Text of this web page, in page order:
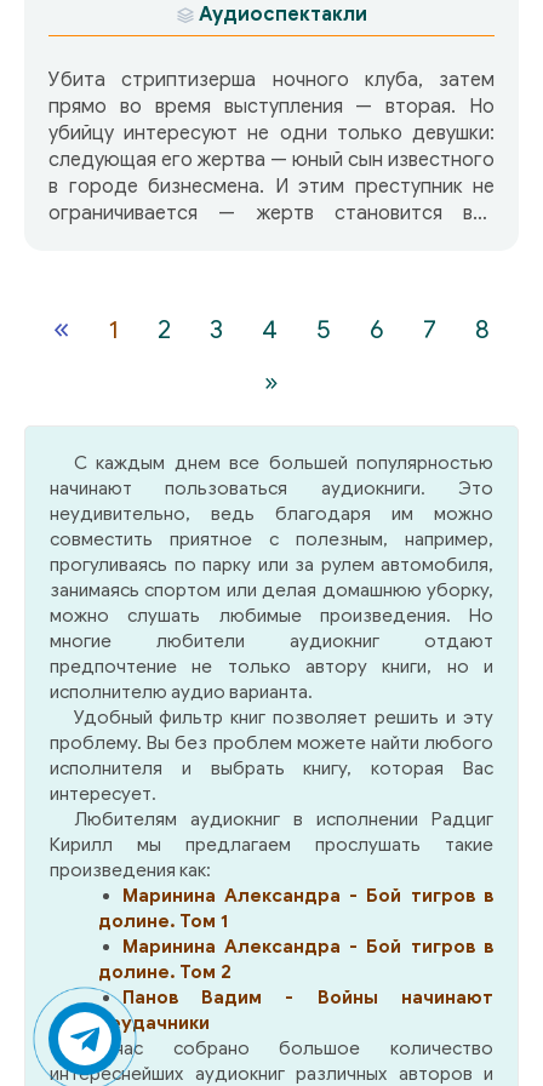
Аудиоспектакли
Убита стриптизерша ночного клуба, затем
прямо во время выступления — вторая. Но
убийцу интересуют не одни только девушки:
следующая его жертва — юный сын известного
в городе бизнесмена. И этим преступник не
ограничивается — жертв становится все
напрямую касается ее босса и покровителя.
Копаться в чужом белье не только неприятно,
но и опасно. Особенно становится жарко,
Кто он — друг или враг? В конце концов Ольга
оказывается перед выбором: погибнуть или
примкнуть к стае хищников. Она делает выбор.
И тогда все встает на свои места.
« 1 2 3 4 5 6 7
8
»
С каждым днем все большей популярностью
начинают пользоваться аудиокниги. Это
неудивительно, ведь благодаря им можно
совместить приятное с полезным, например,
прогуливаясь по парку или за рулем автомобиля,
занимаясь спортом или делая домашнюю уборку,
можно слушать любимые произведения. Но
многие любители аудиокниг отдают
предпочтение не только автору книги, но и
исполнителю аудио варианта.
Удобный фильтр книг позволяет решить и эту
проблему. Вы без проблем можете найти любого
исполнителя и выбрать книгу, которая Вас
интересует.
Любителям аудиокниг в исполнении Радциг
Кирилл мы предлагаем прослушать такие
произведения как:
Маринина Александра - Бой тигров в
долине. Том 1
Маринина Александра - Бой тигров в
долине. Том 2
Панов Вадим - Войны начинают
неудачники
У нас собрано большое количество
интереснейших аудиокниг различных авторов и